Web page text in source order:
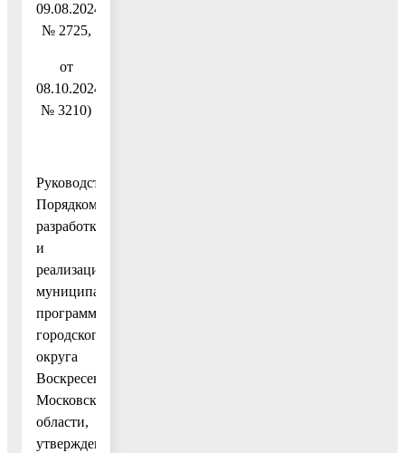
09.08.2024
№ 2725,
от
08.10.2024
№ 3210)
Руководствуясь
Порядком
разработки
и
реализации
муниципальных
программ
городского
округа
Воскресенск
Московской
области,
утвержденным